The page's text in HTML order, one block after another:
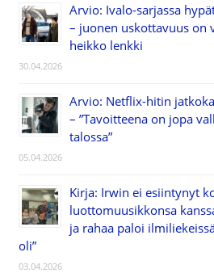
Arvio: Ivalo-sarjassa
– juonen uskottavuus on
heikko lenkki
30.04.2026
Arvio: Netflix-hitin
– ”Tavoitteena on jopa
talossa”
05.04.2026
Kirja: Irwin ei esiintynyt
luottomuusikkonsa
ja rahaa paloi
oli”
03.04.2026